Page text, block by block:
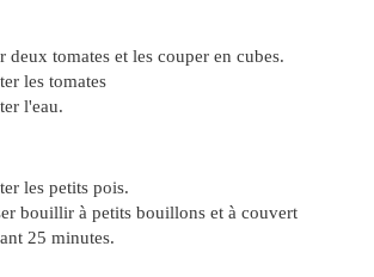
deux tomates et les couper en cubes.
les tomates
l'eau.
les petits pois.
bouillir à petits bouillons et à couvert
25 minutes.